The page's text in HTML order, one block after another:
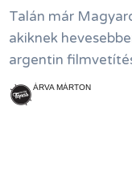
Talán már
akiknek
argentin
ÁRVA MÁRTON